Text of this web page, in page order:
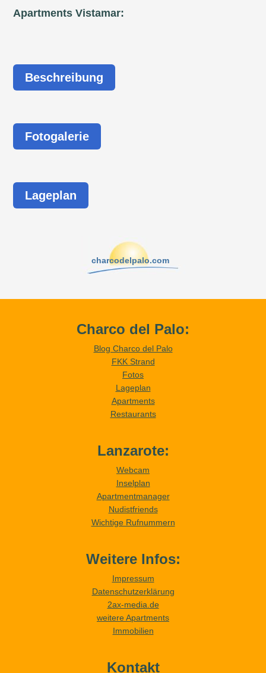
Apartments Vistamar:
Beschreibung
Fotogalerie
Lageplan
charcodelpalo.com
Charco del Palo:
Blog Charco del Palo
FKK Strand
Fotos
Lageplan
Apartments
Restaurants
Lanzarote:
Webcam
Inselplan
Apartmentmanager
Nudistfriends
Wichtige Rufnummern
Weitere Infos:
Impressum
Datenschutzerklärung
2ax-media.de
weitere Apartments
Immobilien
Kontakt